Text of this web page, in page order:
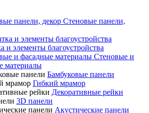
Стеновые панели,
и элементы благоустройства
Стеновые и
материалы
Бамбуковые панели
Гибкий мрамор
Декоративные рейки
3D панели
Акустические панели